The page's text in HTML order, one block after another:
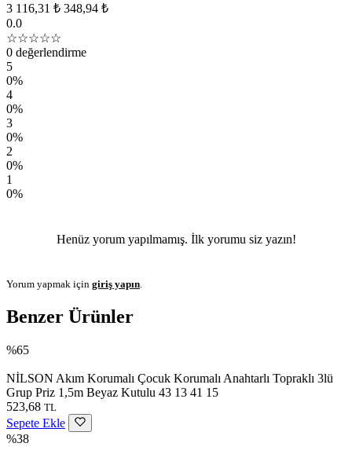
3 116,31 ₺ 348,94 ₺
0.0
☆☆☆☆☆
0 değerlendirme
5
0%
4
0%
3
0%
2
0%
1
0%
Henüz yorum yapılmamış. İlk yorumu siz yazın!
Yorum yapmak için giriş yapın
Benzer Ürünler
%65
NİLSON Akım Korumalı Çocuk Korumalı Anahtarlı Topraklı 3lü
Grup Priz 1,5m Beyaz Kutulu 43 13 41 15
523,68 TL
Sepete Ekle
%38